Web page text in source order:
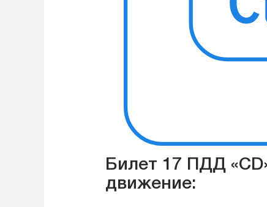
Билет 17 ПДД
движение: